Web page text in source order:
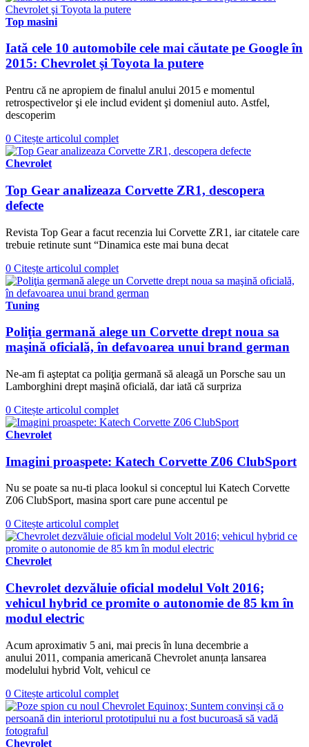
Top masini
Iată cele 10 automobile cele mai căutate pe Google în
2015: Chevrolet şi Toyota la putere
Pentru că ne apropiem de finalul anului 2015 e momentul
retrospectivelor şi ele includ evident şi domeniul auto. Astfel,
descoperim
0 Citește articolul complet
Chevrolet
Top Gear analizeaza Corvette ZR1, descopera
defecte
Revista Top Gear a facut recenzia lui Corvette ZR1, iar citatele care
trebuie retinute sunt “Dinamica este mai buna decat
0 Citește articolul complet
Tuning
Poliţia germană alege un Corvette drept noua sa
maşină oficială, în defavoarea unui brand german
Ne-am fi aşteptat ca poliţia germană să aleagă un Porsche sau un
Lamborghini drept maşină oficială, dar iată că surpriza
0 Citește articolul complet
Chevrolet
Imagini proaspete: Katech Corvette Z06 ClubSport
Nu se poate sa nu-ti placa lookul si conceptul lui Katech Corvette
Z06 ClubSport, masina sport care pune accentul pe
0 Citește articolul complet
Chevrolet
Chevrolet dezvăluie oficial modelul Volt 2016;
vehicul hybrid ce promite o autonomie de 85 km în
modul electric
Acum aproximativ 5 ani, mai precis în luna decembrie a
anului 2011, compania americană Chevrolet anunța lansarea
modelului hybrid Volt, vehicul ce
0 Citește articolul complet
Chevrolet